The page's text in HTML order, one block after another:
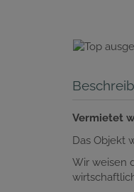
Vermietet
Das Objekt
Wir weisen